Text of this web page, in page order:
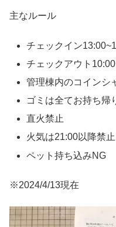
主なルール
チェックイン
チェックアウト10:00
管理棟内のコインシ
ゴミは全てお持ち帰
直火禁止
火気は21:00以降禁止
ペット持ち込みNG
※2024/4/13現在